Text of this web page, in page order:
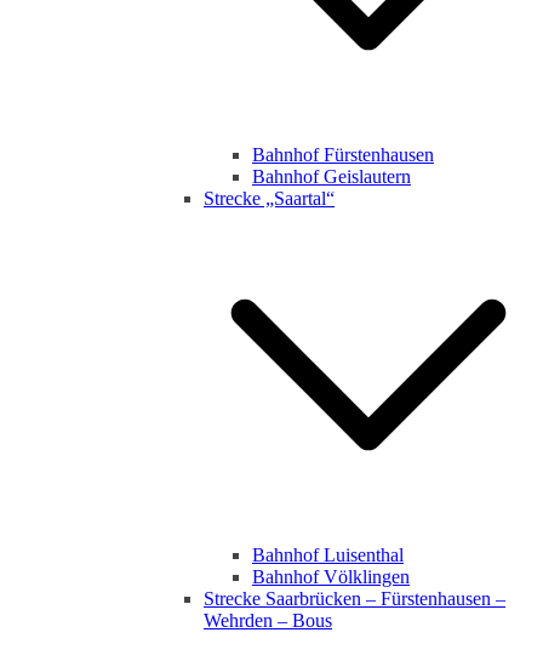
Bahnhof Fürstenhausen
Bahnhof Geislautern
Strecke „Saartal“
Bahnhof Luisenthal
Bahnhof Völklingen
Strecke Saarbrücken – Fürstenhausen –
Wehrden – Bous